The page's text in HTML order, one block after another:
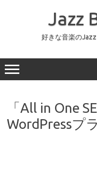
ッ
プ
Jazz
好きな音楽の
「All in One
WordPressプ